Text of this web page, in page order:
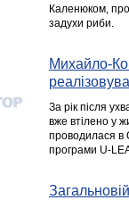
Каленюком,
задухи риби.
Михайло-
За рік після
вже втілено у
проводилася в
програми U-